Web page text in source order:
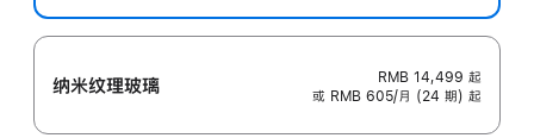
纳米纹理玻璃 RMB 14,499 起
或 RMB 605/月 (24 期) 起